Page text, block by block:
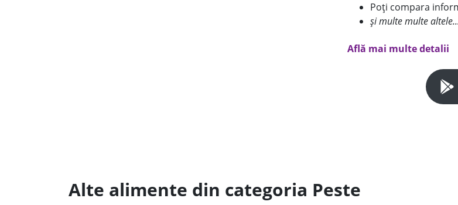
Poți compara
și multe multe
Află mai multe detalii
Alte alimente din categoria Peste